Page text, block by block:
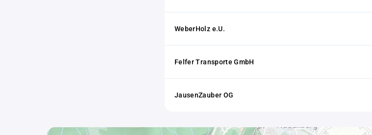
WeberHolz e.U.
Felfer Transporte GmbH
JausenZauber OG